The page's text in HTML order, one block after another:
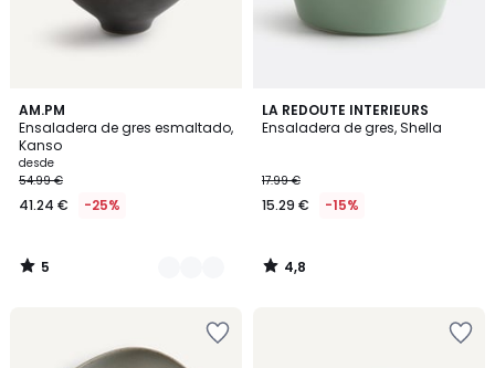
AM.PM
Ensaladera de gres esmaltado,
Kanso
desde
54.99 €
41.24 € -25%
5
/
5
3
Colores
5
/
LA REDOUTE INTERIEURS
Ensaladera de gres, Shella
17.99 €
15.29 € -15%
4,8
/ 5
4,8
/